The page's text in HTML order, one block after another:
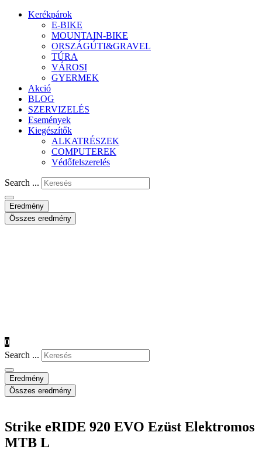
Kerékpárok
E-BIKE
MOUNTAIN-BIKE
ORSZÁGÚTI&GRAVEL
TÚRA
VÁROSI
GYERMEK
Akció
BLOG
SZERVIZELÉS
Események
Kiegészítők
ALKATRÉSZEK
COMPUTEREK
Védőfelszerelés
Search ...
Eredmény
Összes eredmény
0
Search ...
Eredmény
Összes eredmény
Strike eRIDE 920 EVO Ezüst Elektromos
MTB L